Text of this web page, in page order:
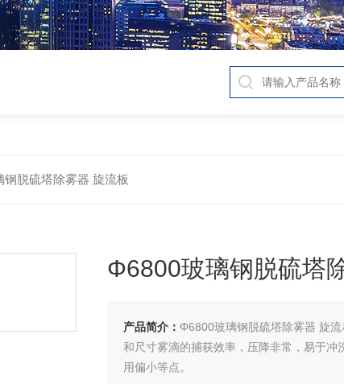
钢脱硫塔除雾器 旋流板
Φ6800玻璃钢脱硫塔
产品简介： Φ6800玻璃钢脱硫塔除雾器 旋
和尺寸雾滴的捕获效率，压降非常，易于冲
用偏小等点。